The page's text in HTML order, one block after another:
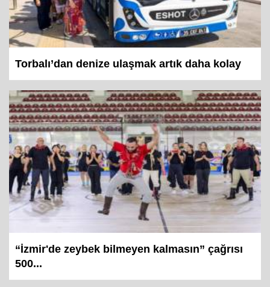
Torbalı’dan denize ulaşmak artık daha kolay
“İzmir'de zeybek bilmeyen kalmasın” çağrısı
500...